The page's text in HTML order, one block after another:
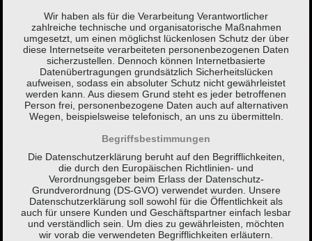
Wir haben als für die Verarbeitung Verantwortlicher
zahlreiche technische und organisatorische Maßnahmen
umgesetzt, um einen möglichst lückenlosen Schutz der über
diese Internetseite verarbeiteten personenbezogenen Daten
sicherzustellen. Dennoch können Internetbasierte
Datenübertragungen grundsätzlich Sicherheitslücken
aufweisen, sodass ein absoluter Schutz nicht gewährleistet
werden kann. Aus diesem Grund steht es jeder betroffenen
Person frei, personenbezogene Daten auch auf alternativen
Wegen, beispielsweise telefonisch, an uns zu übermitteln.
Begriffsbestimmungen
Die Datenschutzerklärung beruht auf den Begrifflichkeiten,
die durch den Europäischen Richtlinien- und
Verordnungsgeber beim Erlass der Datenschutz-
Grundverordnung (DS-GVO) verwendet wurden. Unsere
Datenschutzerklärung soll sowohl für die Öffentlichkeit als
auch für unsere Kunden und Geschäftspartner einfach lesbar
und verständlich sein. Um dies zu gewährleisten, möchten
wir vorab die verwendeten Begrifflichkeiten erläutern.